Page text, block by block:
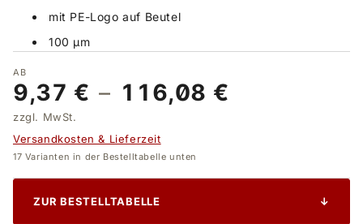
mit PE-Logo auf Beutel
100 µm
AB
9,37 € – 116,08 €
zzgl. MwSt.
Versandkosten & Lieferzeit
17 Varianten in der Bestelltabelle unten
ZUR BESTELLTABELLE ↓